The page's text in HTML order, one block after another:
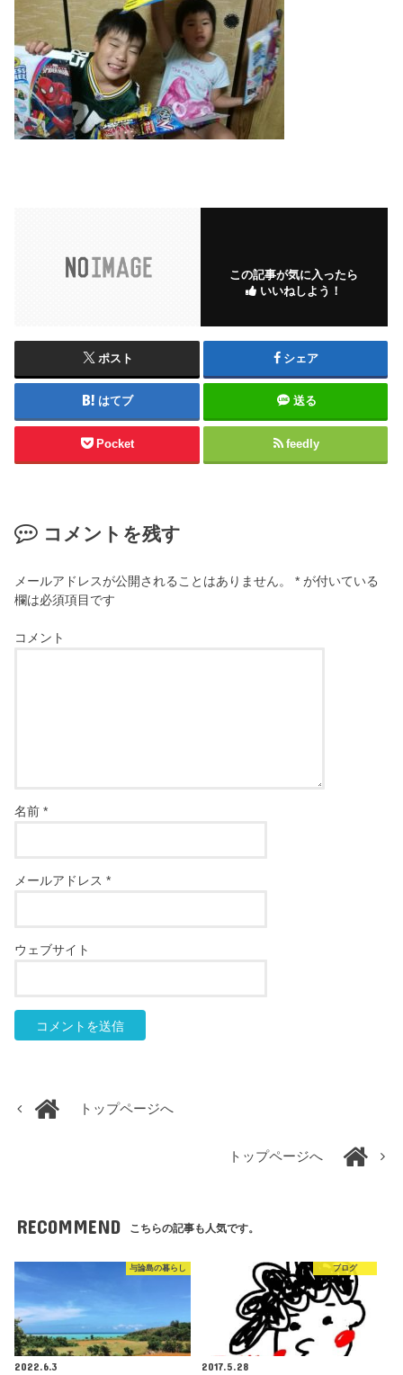
この記事が気に入ったら
いいねしよう！
ポスト シェア
はてブ 送る
Pocket feedly
コメントを残す
メールアドレスが公開されることはありません。 * が付いている
欄は必須項目です
コメント
名前*
メールアドレス*
ウェブサイト
トップページへ
トップページへ
RECOMMEND こちらの記事も人気です。
与論島の暮らし
2022.6.3
ブログ
2017.5.28